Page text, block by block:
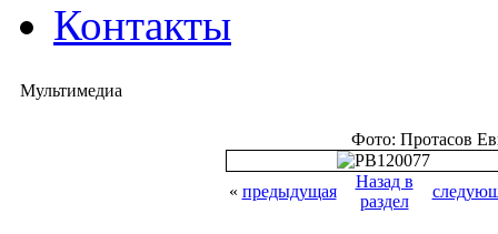
Контакты
Мультимедиа
Фото: Протасов
« предыдущая
Назад в
раздел